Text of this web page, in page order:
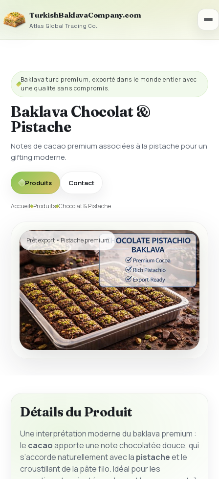
TurkishBaklavaCompany.com
Atlas Global Trading Co.
Baklava turc premium, exporté dans le monde entier avec
une qualité sans compromis.
Baklava Chocolat &
Pistache
Notes de cacao premium associées à la pistache pour un
gifting moderne.
Produits Contact
Accueil Produits Chocolat & Pistache
Prêt export • Pistache premium
Détails du Produit
Une interprétation moderne du baklava premium :
le cacaoapporte une note chocolatée douce, qui
s’accorde naturellement avec la pistacheet le
croustillant de la pâte filo. Idéal pour les